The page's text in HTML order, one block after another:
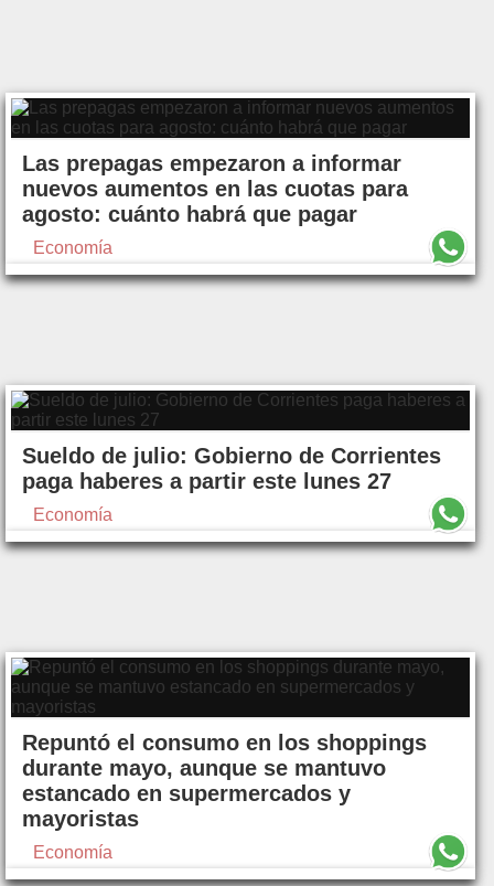
Las prepagas empezaron a informar
nuevos aumentos en las cuotas para
agosto: cuánto habrá que pagar
Economía
Sueldo de julio: Gobierno de Corrientes
paga haberes a partir este lunes 27
Economía
Repuntó el consumo en los shoppings
durante mayo, aunque se mantuvo
estancado en supermercados y
mayoristas
Economía